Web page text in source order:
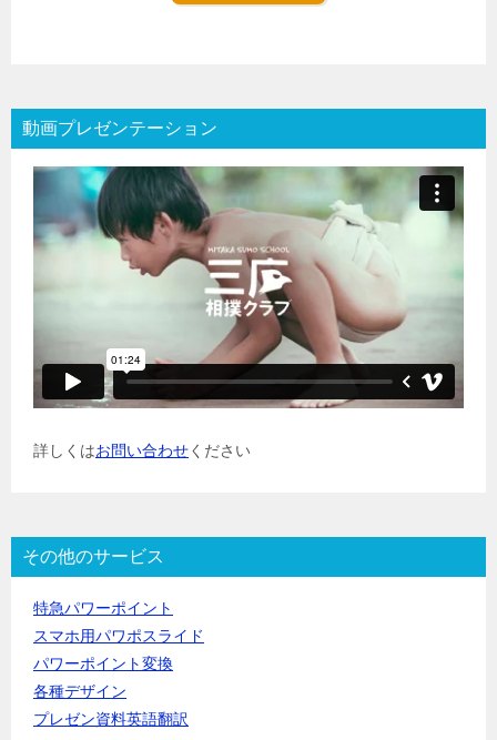
動画プレゼンテーション
詳しくはお問い合わせください
その他のサービス
特急パワーポイント
スマホ用パワポスライド
パワーポイント変換
各種デザイン
プレゼン資料英語翻訳